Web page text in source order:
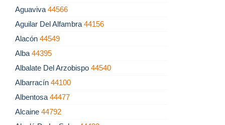
Aguaviva 44566
Aguilar Del Alfambra 44156
Alacón 44549
Alba 44395
Albalate Del Arzobispo 44540
Albarracín 44100
Albentosa 44477
Alcaine 44792